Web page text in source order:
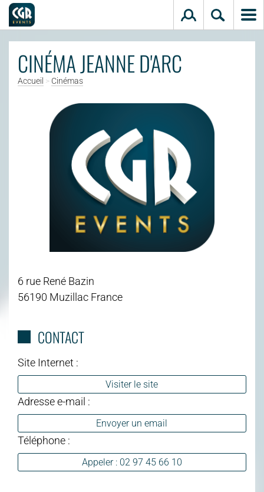
Aller au contenu principal
CINÉMA JEANNE D'ARC
Accueil > Cinémas
6 rue René Bazin
56190 Muzillac France
CONTACT
Site Internet :
Visiter le site
Adresse e-mail :
Envoyer un email
Téléphone :
Appeler : 02 97 45 66 10